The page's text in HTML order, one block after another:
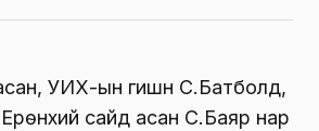
УИХ-ын гишүүн С.Батболд,
сайд асан С.Баяр нар